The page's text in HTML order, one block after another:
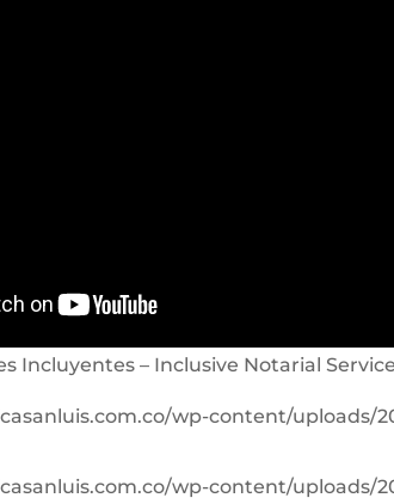
Incluyentes – Inclusive Notarial
wp-content/uploads/
wp-content/uploads/